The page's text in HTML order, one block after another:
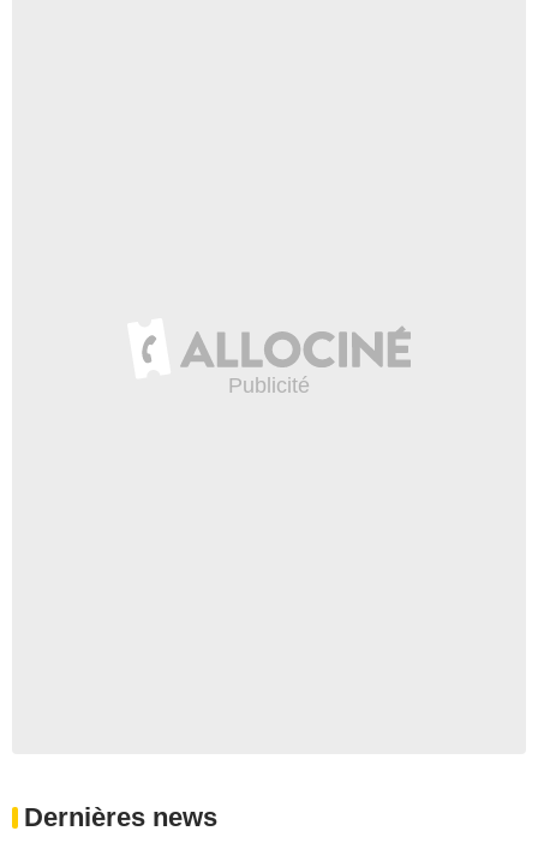
Dernières news